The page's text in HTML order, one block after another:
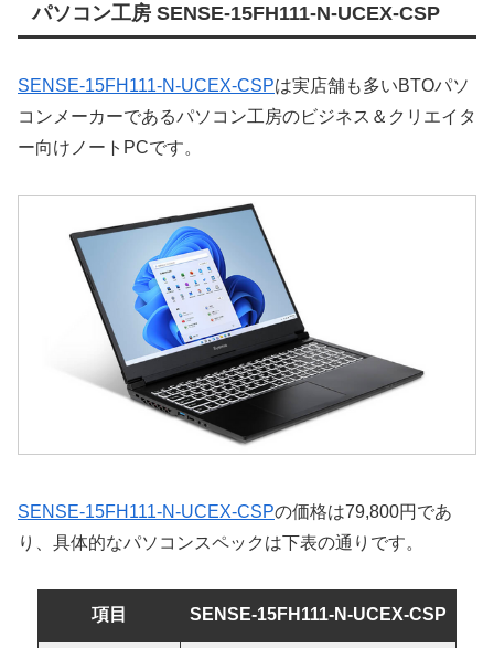
パソコン工房 SENSE-15FH111-N-UCEX-CSP
SENSE-15FH111-N-UCEX-CSPは実店舗も多いBTOパソ
コンメーカーであるパソコン工房のビジネス＆クリエイタ
ー向けノートPCです。
SENSE-15FH111-N-UCEX-CSPの価格は79,800円であ
り、具体的なパソコンスペックは下表の通りです。
項目 SENSE-15FH111-N-UCEX-CSP